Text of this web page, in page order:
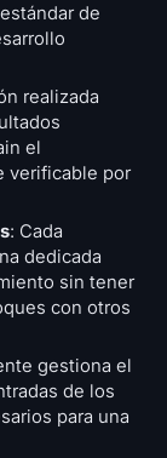
de
realizada
el
verificable por
: Cada
dedicada
sin tener
con otros
gestiona el
de los
para una